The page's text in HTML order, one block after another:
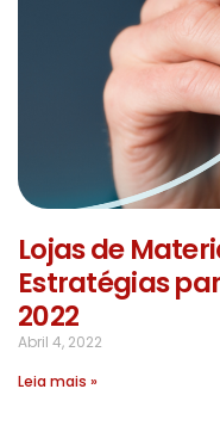
Lojas de
Estratégias
2022
Abril 4, 2022
Leia mais »